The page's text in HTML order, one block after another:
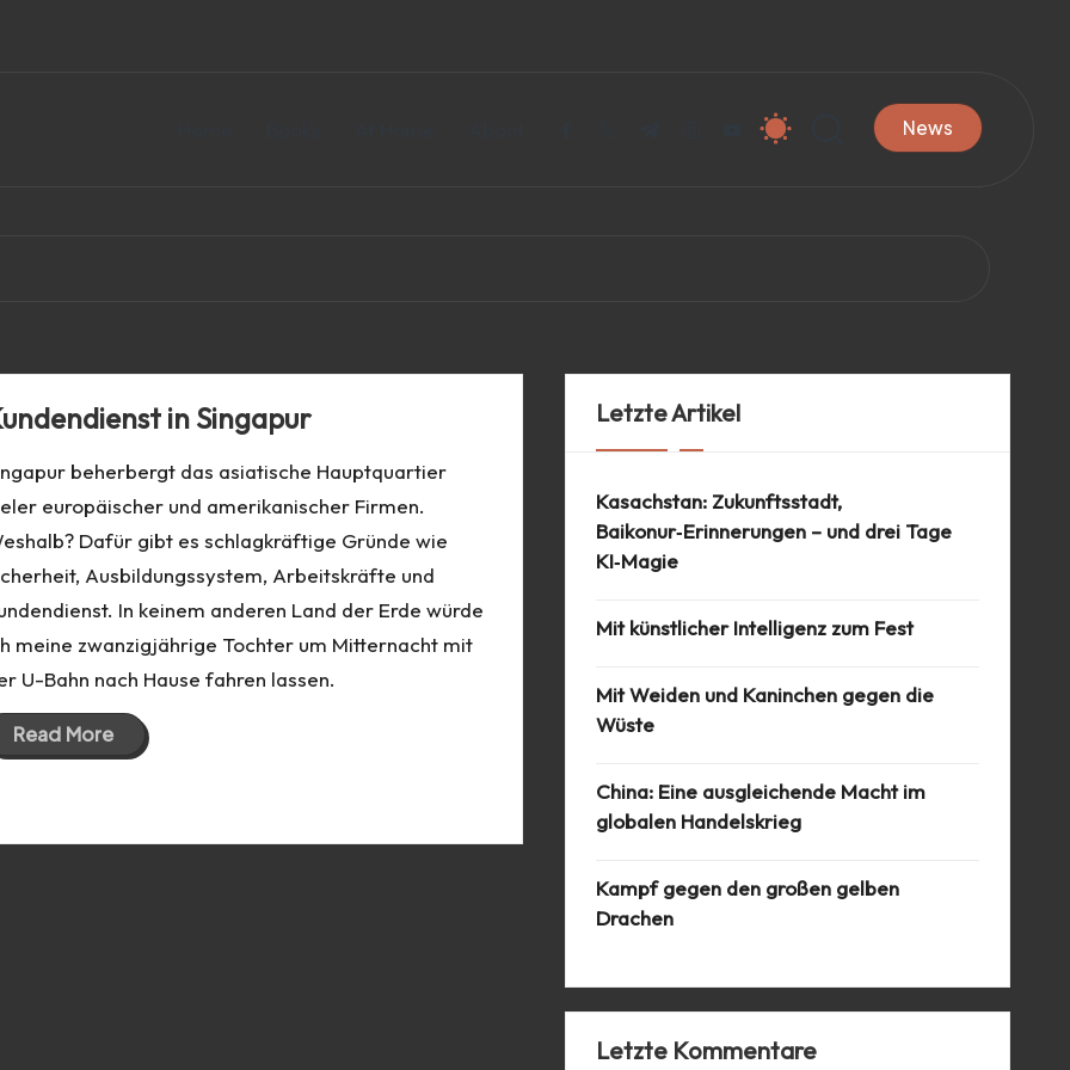
instagram.com
youtube.com News
in Singapur
beherbergt das asiatische Hauptquartier
europäischer und amerikanischer Firmen.
Dafür gibt es schlagkräftige Gründe wie
Ausbildungssystem, Arbeitskräfte und
In keinem anderen Land der Erde würde
meine zwanzigjährige Tochter um Mitternacht mit
U-Bahn nach Hause fahren lassen.
Read More
Letzte Artikel
Kasachstan: Zukunftsstadt,
Baikonur‑Erinnerungen – und drei Tage
KI‑Magie
Mit künstlicher Intelligenz zum Fest
Mit Weiden und Kaninchen gegen die
Wüste
China: Eine ausgleichende Macht im
globalen Handelskrieg
Kampf gegen den großen gelben
Drachen
Letzte Kommentare